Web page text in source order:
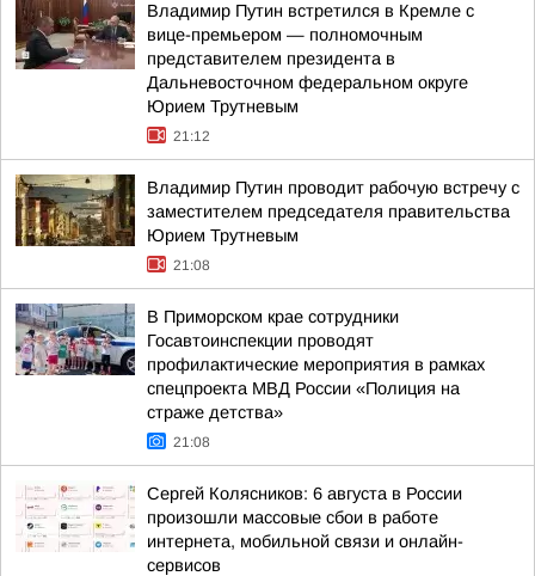
Владимир Путин встретился в Кремле с
вице-премьером — полномочным
представителем президента в
Дальневосточном федеральном округе
Юрием Трутневым
21:12
Владимир Путин проводит рабочую встречу с
заместителем председателя правительства
Юрием Трутневым
21:08
В Приморском крае сотрудники
Госавтоинспекции проводят
профилактические мероприятия в рамках
спецпроекта МВД России «Полиция на
страже детства»
21:08
Сергей Колясников: 6 августа в России
произошли массовые сбои в работе
интернета, мобильной связи и онлайн-
сервисов